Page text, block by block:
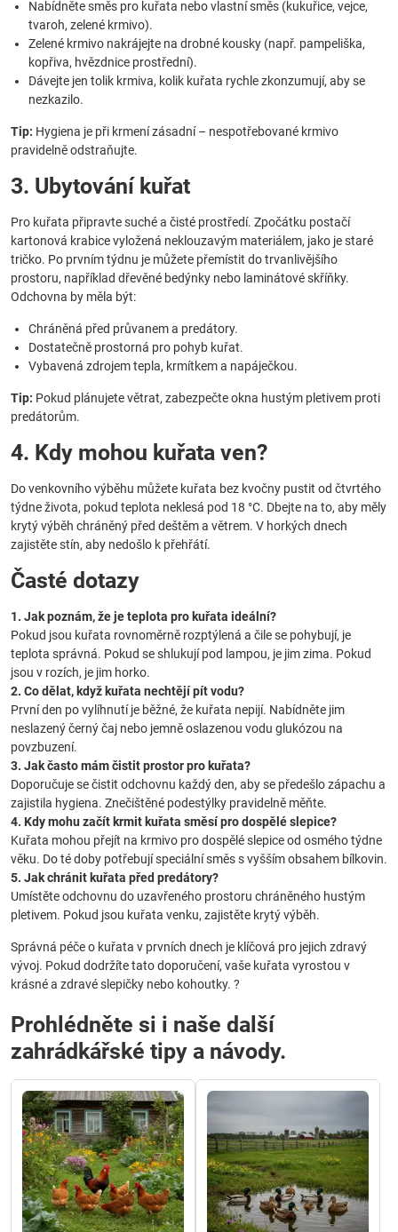
Nabídněte směs pro kuřata nebo vlastní směs (kukuřice, vejce,
tvaroh, zelené krmivo).
Zelené krmivo nakrájejte na drobné kousky (např. pampeliška,
kopřiva, hvězdnice prostřední).
Dávejte jen tolik krmiva, kolik kuřata rychle zkonzumují, aby se
nezkazilo.
Tip: Hygiena je při krmení zásadní – nespotřebované krmivo
pravidelně odstraňujte.
3. Ubytování kuřat
Pro kuřata připravte suché a čisté prostředí. Zpočátku postačí
kartonová krabice vyložená neklouzavým materiálem, jako je staré
tričko. Po prvním týdnu je můžete přemístit do trvanlivějšího
prostoru, například dřevěné bedýnky nebo laminátové skříňky.
Odchovna by měla být:
Chráněná před průvanem a predátory.
Dostatečně prostorná pro pohyb kuřat.
Vybavená zdrojem tepla, krmítkem a napáječkou.
Tip: Pokud plánujete větrat, zabezpečte okna hustým pletivem proti
predátorům.
4. Kdy mohou kuřata ven?
Do venkovního výběhu můžete kuřata bez kvočny pustit od čtvrtého
týdne života, pokud teplota neklesá pod 18 °C. Dbejte na to, aby měly
krytý výběh chráněný před deštěm a větrem. V horkých dnech
zajistěte stín, aby nedošlo k přehřátí.
Časté dotazy
1. Jak poznám, že je teplota pro kuřata ideální?
Pokud jsou kuřata rovnoměrně rozptýlená a čile se pohybují, je
teplota správná. Pokud se shlukují pod lampou, je jim zima. Pokud
jsou v rozích, je jim horko.
2. Co dělat, když kuřata nechtějí pít vodu?
První den po vylíhnutí je běžné, že kuřata nepijí. Nabídněte jim
neslazený černý čaj nebo jemně oslazenou vodu glukózou na
povzbuzení.
3. Jak často mám čistit prostor pro kuřata?
Doporučuje se čistit odchovnu každý den, aby se předešlo zápachu a
zajistila hygiena. Znečištěné podestýlky pravidelně měňte.
4. Kdy mohu začít krmit kuřata směsí pro dospělé slepice?
Kuřata mohou přejít na krmivo pro dospělé slepice od osmého týdne
věku. Do té doby potřebují speciální směs s vyšším obsahem bílkovin.
5. Jak chránit kuřata před predátory?
Umístěte odchovnu do uzavřeného prostoru chráněného hustým
pletivem. Pokud jsou kuřata venku, zajistěte krytý výběh.
Správná péče o kuřata v prvních dnech je klíčová pro jejich zdravý
vývoj. Pokud dodržíte tato doporučení, vaše kuřata vyrostou v
krásné a zdravé slepičky nebo kohoutky. ?
Prohlédněte si i naše další
zahrádkářské tipy a návody.